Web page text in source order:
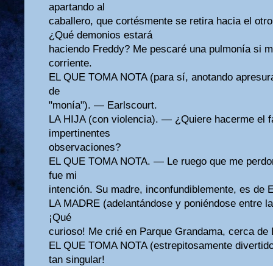
apartando al
caballero, que cortésmente se retira hacia el
¿Qué demonios estará
haciendo Freddy? Me pescaré una pulmonía si
corriente.
EL QUE TOMA NOTA (para sí, anotando
de
"monía"). — Earlscourt.
LA HIJA (con violencia). — ¿Quiere hacerme el
impertinentes
observaciones?
EL QUE TOMA NOTA. — Le ruego que me
fue mi
intención. Su madre, inconfundiblemente, es de
LA MADRE (adelantándose y poniéndose entre
¡Qué
curioso! Me crié en Parque Grandama, cerca de
EL QUE TOMA NOTA (estrepitosamente
tan singular!